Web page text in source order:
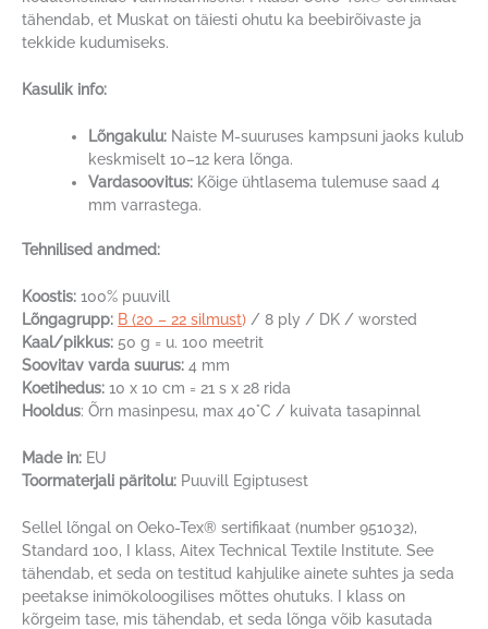
tähendab, et Muskat on täiesti ohutu ka beebirõivaste ja
tekkide kudumiseks.
Kasulik info:
Lõngakulu: Naiste M-suuruses kampsuni jaoks kulub
keskmiselt 10–12 kera lõnga.
Vardasoovitus: Kõige ühtlasema tulemuse saad 4
mm varrastega.
Tehnilised andmed:
Koostis: 100% puuvill
Lõngagrupp: B (20 – 22 silmust) / 8 ply / DK / worsted
Kaal/pikkus: 50 g = u. 100 meetrit
Soovitav varda suurus: 4 mm
Koetihedus: 10 x 10 cm = 21 s x 28 rida
Hooldus: Õrn masinpesu, max 40°C / kuivata tasapinnal
Made in: EU
Toormaterjali päritolu: Puuvill Egiptusest
Sellel lõngal on Oeko-Tex® sertifikaat (number 951032),
Standard 100, I klass, Aitex Technical Textile Institute. See
tähendab, et seda on testitud kahjulike ainete suhtes ja seda
peetakse inimökoloogilises mõttes ohutuks. I klass on
kõrgeim tase, mis tähendab, et seda lõnga võib kasutada